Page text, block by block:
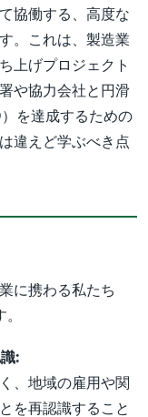
協働する、高度な
。これは、製造業
上げプロジェクト
や協力会社と円滑
を達成するための
違えど学ぶべき点
に携わる私たち
:
、地域の雇用や関
を再認識すること